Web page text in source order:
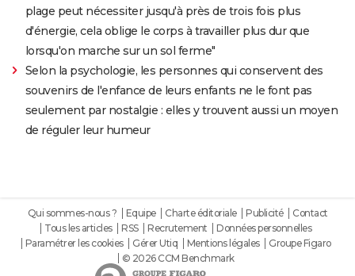
plage peut nécessiter jusqu'à près de trois fois plus
d'énergie, cela oblige le corps à travailler plus dur que
lorsqu'on marche sur un sol ferme"
Selon la psychologie, les personnes qui conservent des
souvenirs de l'enfance de leurs enfants ne le font pas
seulement par nostalgie : elles y trouvent aussi un moyen
de réguler leur humeur
Qui sommes-nous ? Equipe Charte éditoriale Publicité
Contact
Tous les articles
RSS Recrutement
Données personnelles
Paramétrer les cookies
Gérer Utiq Mentions légales
Groupe Figaro
© 2026 CCM Benchmark